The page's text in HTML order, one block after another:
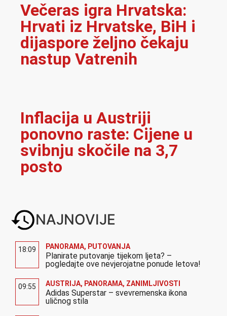
Večeras igra Hrvatska:
Hrvati iz Hrvatske, BiH i
dijaspore željno čekaju
nastup Vatrenih
Inflacija u Austriji
ponovno raste: Cijene u
svibnju skočile na 3,7
posto
NAJNOVIJE
18:09 PANORAMA, PUTOVANJA
Planirate putovanje tijekom ljeta? –
pogledajte ove nevjerojatne ponude letova!
09:55 AUSTRIJA, PANORAMA, ZANIMLJIVOSTI
Adidas Superstar – svevremenska ikona
uličnog stila